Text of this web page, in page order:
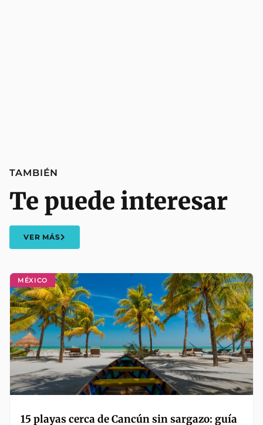
MÉXICO
15 playas cerca de Cancún sin sargazo: guía
TAMBIÉN
Te puede interesar
VER MÁS